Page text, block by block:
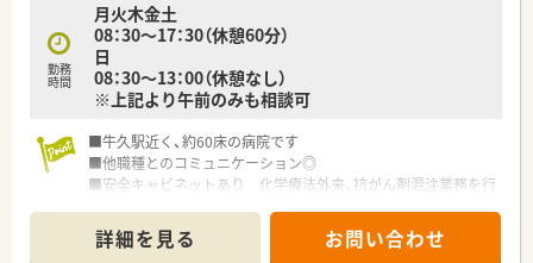
勤務
時間
月火木金土
08：30～17：30（休憩60分）
日
08：30～13：00（休憩なし）
※上記より午前のみも相談可
■牛久駅近く、約60床の病院です
■他職種とのコミュニケーション◎
■安全キャビネットあり 化学療法外来、抗がん剤混注業務を行
詳細を見る お問い合わせ